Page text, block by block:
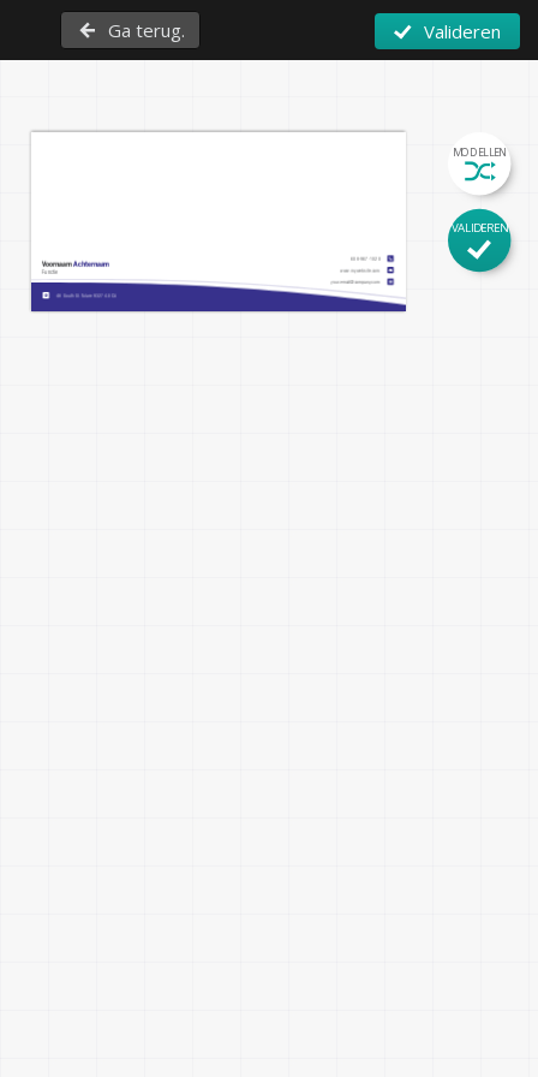
Ga terug. Valideren
MODELLEN
VALIDEREN
48 South St. Tulare 93274.0 CA
your.email@company.com
608-967-1020
www.mywebsite.com
Functie
Voornaam Achternaam